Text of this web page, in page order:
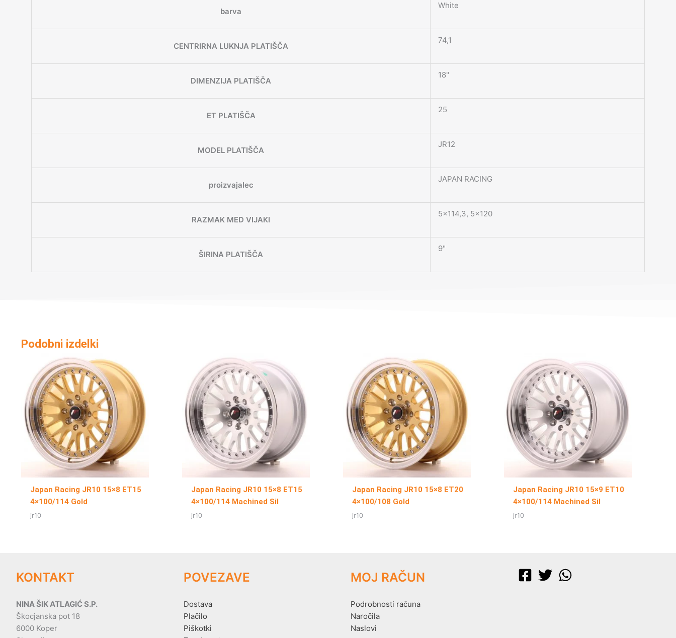
barva
White
CENTRIRNA LUKNJA PLATIŠČA
74,1
DIMENZIJA PLATIŠČA
18"
ET PLATIŠČA
25
MODEL PLATIŠČA
JR12
proizvajalec
JAPAN RACING
RAZMAK MED VIJAKI
5×114,3, 5×120
ŠIRINA PLATIŠČA
9"
Podobni izdelki
Japan Racing JR10 15×8 ET15
4×100/114 Gold
jr10
Japan Racing JR10 15×8 ET15
4×100/114 Machined Sil
jr10
Japan Racing JR10 15×8 ET20
4×100/108 Gold
jr10
Japan Racing JR10 15×9 ET10
4×100/114 Machined Sil
jr10
KONTAKT
NINA ŠIK ATLAGIĆ S.P.
Škocjanska pot 18
6000 Koper
POVEZAVE
Dostava
Plačilo
Piškotki
MOJ RAČUN
Podrobnosti računa
Naročila
Naslovi